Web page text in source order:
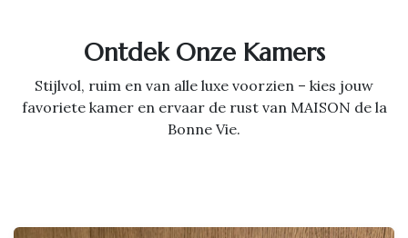
Ontdek Onze Kamers
Stijlvol, ruim en van alle luxe voorzien – kies jouw
favoriete kamer en ervaar de rust van MAISON de la
Bonne Vie.